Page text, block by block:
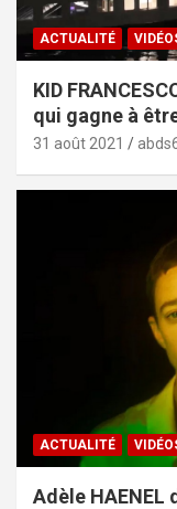
ACTUALITÉ
KID
qui gagne à
31 août 2021
ACTUALITÉ
Adèle HAENEL